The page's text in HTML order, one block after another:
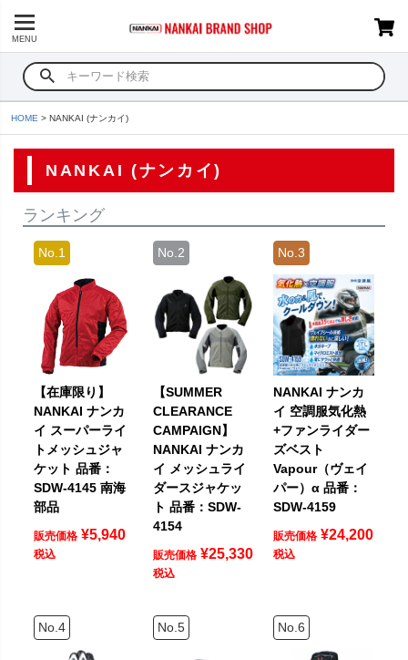
MENU
HOME NANKAI (ナンカイ)
NANKAI (ナンカイ)
ランキング
【在庫限り】
NANKAI ナンカ
イ スーパーライ
トメッシュジャ
ケット 品番：
SDW-4145 南海
部品
販売価格 ¥5,940
税込
【SUMMER
CLEARANCE
CAMPAIGN】
NANKAI ナンカ
イ メッシュライ
ダースジャケッ
ト 品番：SDW-
4154
販売価格 ¥25,330
税込
NANKAI ナンカ
イ 空調服気化熱
+ファンライダー
ズベスト
Vapour（ヴェイ
パー）α 品番：
SDW-4159
販売価格 ¥24,200
税込